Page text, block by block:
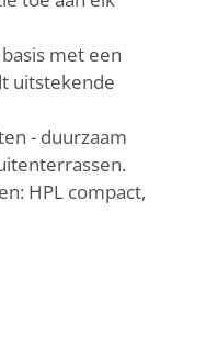
met een
uitstekende
- duurzaam
HPL compact,